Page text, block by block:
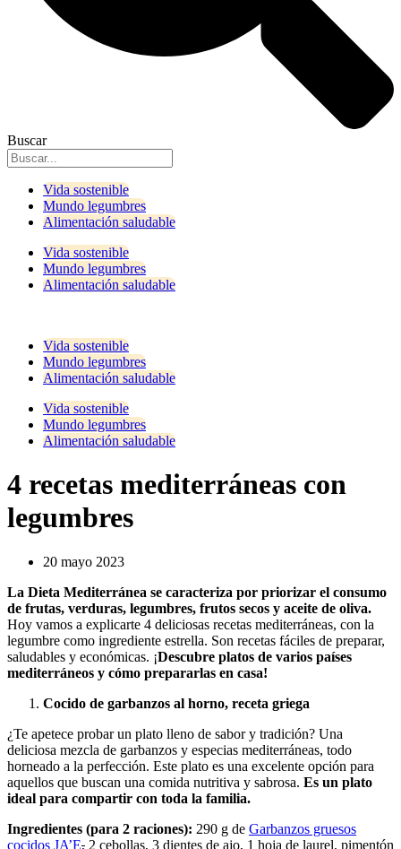
Buscar
Vida sostenible
Mundo legumbres
Alimentación saludable
Vida sostenible
Mundo legumbres
Alimentación saludable
Vida sostenible
Mundo legumbres
Alimentación saludable
Vida sostenible
Mundo legumbres
Alimentación saludable
4 recetas mediterráneas con
legumbres
20 mayo 2023
La Dieta Mediterránea se caracteriza por priorizar el consumo
de frutas, verduras, legumbres, frutos secos y aceite de oliva.
Hoy vamos a explicarte 4 deliciosas recetas mediterráneas, con la
legumbre como ingrediente estrella. Son recetas fáciles de preparar,
saludables y económicas. ¡Descubre platos de varios países
mediterráneos y cómo prepararlas en casa!
Cocido de garbanzos al horno, receta griega
¿Te apetece probar un plato lleno de sabor y tradición? Una
deliciosa mezcla de garbanzos y especias mediterráneas, todo
horneado a la perfección. Este plato es una excelente opción para
aquellos que buscan una comida nutritiva y sabrosa. Es un plato
ideal para compartir con toda la familia.
Ingredientes (para 2 raciones): 290 g de Garbanzos gruesos
cocidos JA’E, 2 cebollas, 3 dientes de ajo, 1 hoja de laurel, pimentón